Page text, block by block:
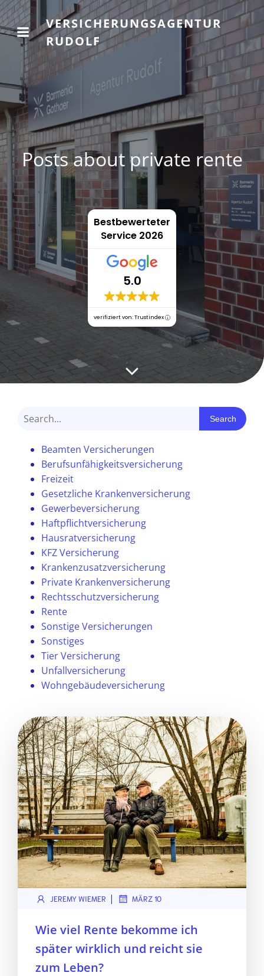
VERSICHERUNGSAGENTUR
RUDOLF
Posts about private rente
Bestbewerteter
Service 2026
5.0
verifiziert von: Trustindex
Search
Beamten Versicherungen
Berufsunfähigkeitsversicherung
Freizeit
Gesetzliche Krankenversicherung
Gewerbeversicherung
Haftpflichtversicherung
Hausratversicherung
KFZ Versicherung
Krankenzusatzversicherung
Private Krankenversicherung
Rechtsschutzversicherung
Rente
Sonstige Versicherungen
Sonstiges
Tier Versicherung
Unfallversicherung
Wohngebäudeversicherung
JEREMY WIEMER | MÄRZ 10
Wie viel Rente bekomme ich
später wirklich und reicht sie
zum Leben?